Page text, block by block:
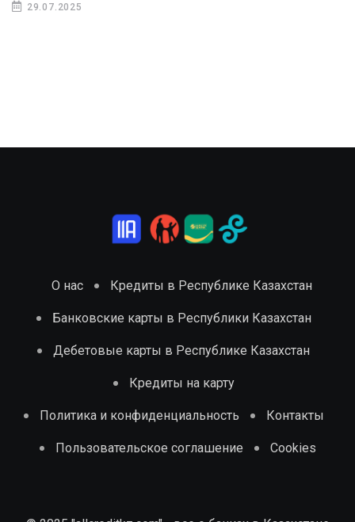
29.07.2025
О нас Кредиты в Республике Казахстан
Банковские карты в Республики Казахстан
Дебетовые карты в Республике Казахстан
Кредиты на карту
Политика и конфиденциальность Контакты
Пользовательское соглашение Cookies